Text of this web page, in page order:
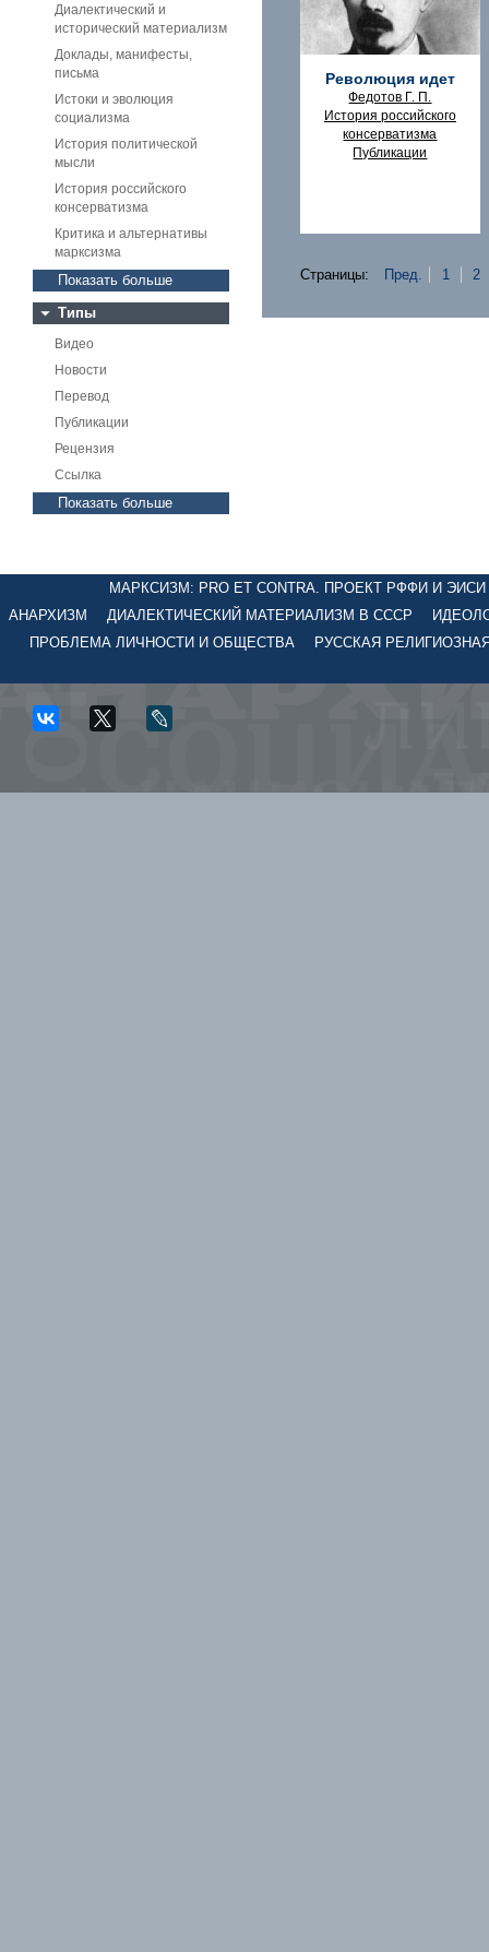
Диалектический и
исторический материализм
Доклады, манифесты,
письма
Истоки и эволюция
социализма
История политической
мысли
История российского
консерватизма
Критика и альтернативы
марксизма
Показать больше
Типы
Видео
Новости
Перевод
Публикации
Рецензия
Ссылка
Показать больше
Революция идет
Федотов Г. П.
История российского
консерватизма
Публикации
Страницы: Пред. 1 2
МАРКСИЗМ: PRO ET CONTRA. ПРОЕКТ РФФИ И ЭИСИ
АНАРХИЗМ
ДИАЛЕКТИЧЕСКИЙ МАТЕРИАЛИЗМ В СССР
ПРОБЛЕМА ЛИЧНОСТИ И ОБЩЕСТВА
РУССКАЯ